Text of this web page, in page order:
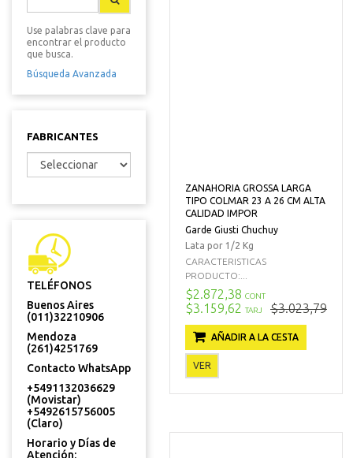
Use palabras clave para
encontrar el producto
que busca.
Búsqueda Avanzada
FABRICANTES
TELÉFONOS
Buenos Aires
(011)32210906
Mendoza
(261)4251769
Contacto WhatsApp
+5491132036629
(Movistar)
+5492615756005
(Claro)
Horario y Días de
Atención:
ZANAHORIA GROSSA LARGA
TIPO COLMAR 23 A 26 CM ALTA
CALIDAD IMPOR
Garde Giusti Chuchuy
Lata por 1/2 Kg
CARACTERISTICAS
PRODUCTO:...
$2.872,38 CONT
$3.159,62 TARJ $3.023,79
AÑADIR A LA CESTA
VER